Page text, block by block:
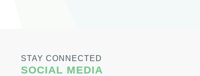
STAY CONNECTED
SOCIAL MEDIA